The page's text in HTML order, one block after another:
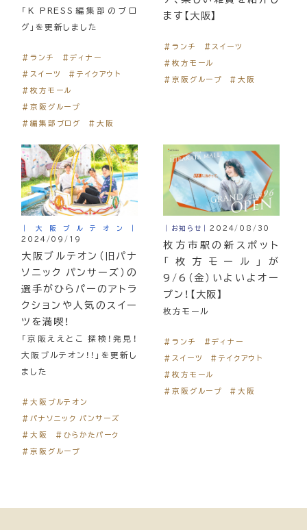
「K PRESS編集部のブロ
グ」を更新しました
＃ランチ
＃ディナー
＃スイーツ
＃テイクアウト
＃枚方モール
＃京阪グループ
＃編集部ブログ
＃大阪
ます【大阪】
＃ランチ
＃スイーツ
＃枚方モール
＃京阪グループ
＃大阪
｜大阪ブルテオン｜
2024/09/19
大阪ブルテオン（旧パナ
ソニック パンサーズ）の
選手がひらパーのアトラ
クションや人気のスイー
ツを満喫！
「京阪ええとこ 探検！発見！
大阪ブルテオン！！」を更新し
ました
＃大阪ブルテオン
＃パナソニック パンサーズ
＃大阪
＃ひらかたパーク
＃京阪グループ
｜お知らせ｜2024/08/30
枚方市駅の新スポット
「枚方モール」が
9/6（金）いよいよオー
プン！【大阪】
枚方モール
＃ランチ
＃ディナー
＃スイーツ
＃テイクアウト
＃枚方モール
＃京阪グループ
＃大阪